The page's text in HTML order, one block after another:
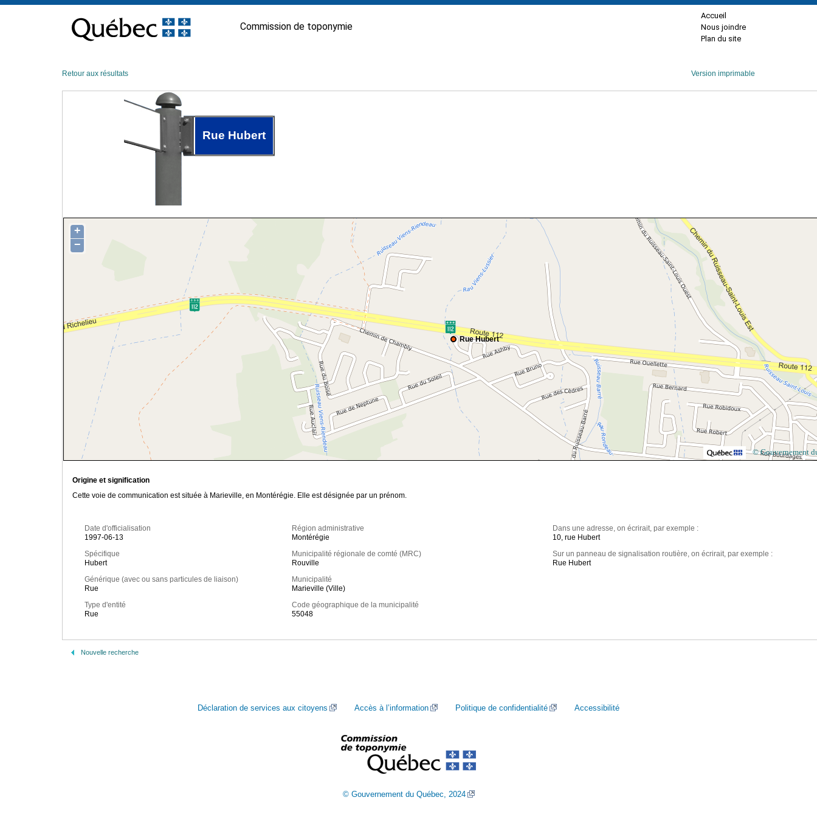
contenu
Commission de toponymie
Accueil
Nous joindre
Plan du site
Retour aux résultats Version imprimable
Rue Hubert
Rue Hubert
+
−
© Gouvernement
Origine et signification
Cette voie de communication est située à Marieville, en Montérégie. Elle est désignée par un prénom.
Date d'officialisation
1997-06-13
Spécifique
Hubert
Générique (avec ou sans particules de liaison)
Rue
Type d'entité
Rue
Région administrative
Montérégie
Municipalité régionale de comté (MRC)
Rouville
Municipalité
Marieville (Ville)
Code géographique de la municipalité
55048
Dans une adresse, on écrirait, par exemple :
10, rue Hubert
Sur un panneau de signalisation routière, on écrirait, par exemple :
Rue Hubert
Nouvelle recherche
Déclaration de services aux citoyens Accès à l’information Politique de confidentialité Accessibilité
© Gouvernement du Québec, 2024